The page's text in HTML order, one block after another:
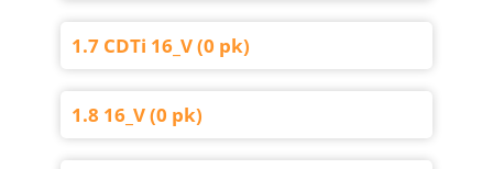
1.7 CDTi 16_V (0 pk)
1.8 16_V (0 pk)